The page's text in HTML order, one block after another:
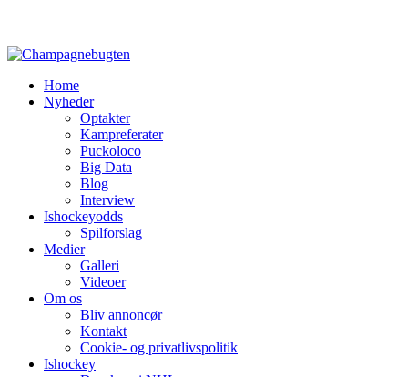
Home
Nyheder
Optakter
Kampreferater
Puckoloco
Big Data
Blog
Interview
Ishockeyodds
Spilforslag
Medier
Galleri
Videoer
Om os
Bliv annoncør
Kontakt
Cookie- og privatlivspolitik
Ishockey